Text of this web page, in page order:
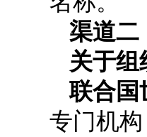
渠道二
关于组
联合国
专门机